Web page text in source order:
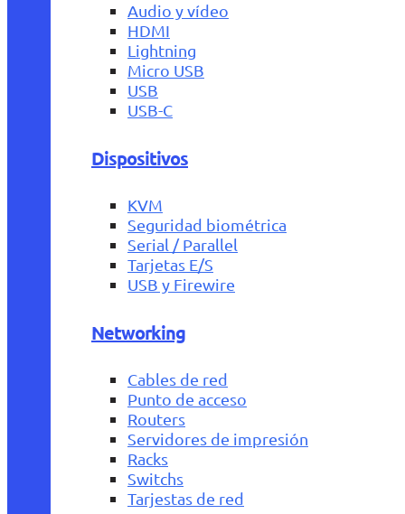
Audio y vídeo
HDMI
Lightning
Micro USB
USB
USB-C
Dispositivos
KVM
Seguridad biométrica
Serial / Parallel
Tarjetas E/S
USB y Firewire
Networking
Cables de red
Punto de acceso
Routers
Servidores de impresión
Racks
Switchs
Tarjestas de red